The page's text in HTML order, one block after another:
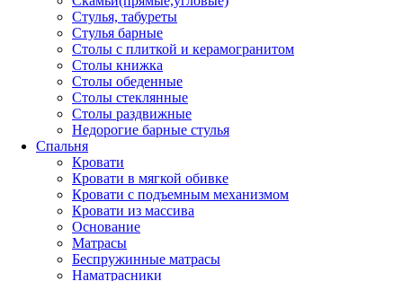
Стулья, табуреты
Стулья барные
Столы с плиткой и керамогранитом
Столы книжка
Столы обеденные
Столы стеклянные
Столы раздвижные
Недорогие барные стулья
Спальня
Кровати
Кровати в мягкой обивке
Кровати с подъемным механизмом
Кровати из массива
Основание
Матрасы
Беспружинные матрасы
Наматрасники